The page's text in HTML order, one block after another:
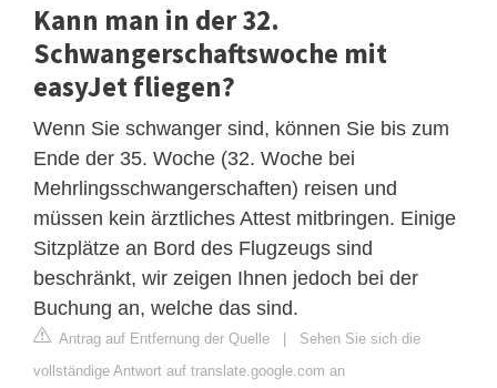
Kann man in der 32.
Schwangerschaftswoche mit
easyJet fliegen?
Wenn Sie schwanger sind, können Sie bis zum
Ende der 35. Woche (32. Woche bei
Mehrlingsschwangerschaften) reisen und
müssen kein ärztliches Attest mitbringen. Einige
Sitzplätze an Bord des Flugzeugs sind
beschränkt, wir zeigen Ihnen jedoch bei der
Buchung an, welche das sind.
Antrag auf Entfernung der Quelle | Sehen Sie sich die
vollständige Antwort auf translate.google.com an